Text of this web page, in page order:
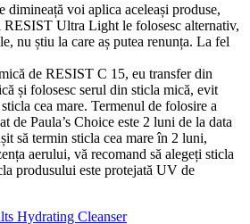
voi aplica aceleași produse,
Ultra Light le folosesc alternativ,
nu știu la care aș putea renunța. La fel
de RESIST C 15, eu transfer din
și folosesc serul din sticla mică, evit
cea mare. Termenul de folosire a
de Paula’s Choice este 2 luni de la data
să termin sticla cea mare în 2 luni,
aerului, vă recomand să alegeți sticla
produsului este protejată UV de
Hydrating Cleanser